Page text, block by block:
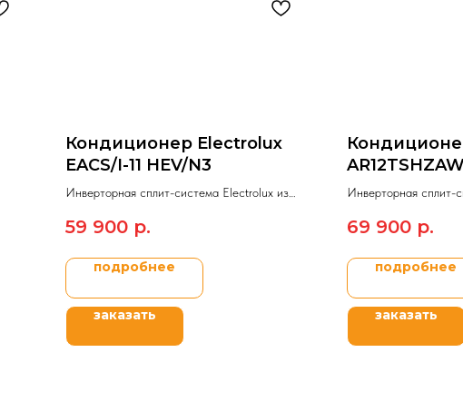
Кондиционер Electrolux
EACS/I-11 HEV/N3
Инверторная сплит-система Electrolux из
Inverter.
59 900 р.
подробнее
заказать
Инверторная сплит-
69 900 р.
подробнее
заказать